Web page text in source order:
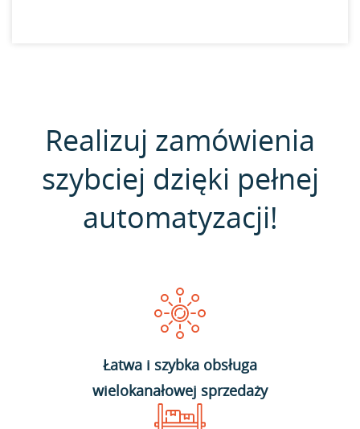
Realizuj zamówienia
szybciej dzięki pełnej
automatyzacji!
Łatwa i szybka obsługa
wielokanałowej sprzedaży